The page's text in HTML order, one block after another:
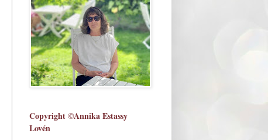
Copyright ©Annika Estassy
Lovén